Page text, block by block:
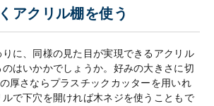
アクリル棚を使う
に、同様の見た目が実現できるアクリル
はいかかでしょうか。好みの大きさに切
厚さならプラスチックカッターを用いれ
で下穴を開ければ木ネジを使うこともで